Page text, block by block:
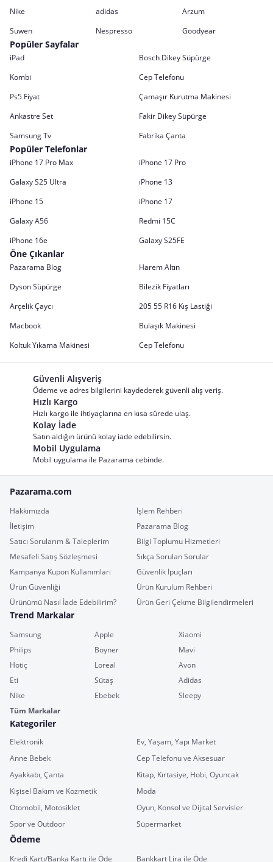
Nike adidas
Arzum
Suwen
Nespresso Goodyear
Popüler Sayfalar
iPad
Bosch Dikey Süpürge
Kombi
Cep Telefonu
Ps5 Fiyat
Çamaşır Kurutma Makinesi
Ankastre Set
Fakir Dikey Süpürge
Samsung Tv
Fabrika Çanta
Popüler Telefonlar
iPhone 17 Pro Max
iPhone 17 Pro
Galaxy S25 Ultra
iPhone 13
iPhone 15
iPhone 17
Galaxy A56
Redmi 15C
iPhone 16e
Galaxy S25FE
Öne Çıkanlar
Pazarama Blog
Harem Altın
Dyson Süpürge
Bilezik Fiyatları
Arçelik Çaycı
205 55 R16 Kış Lastiği
Macbook
Bulaşık Makinesi
Koltuk Yıkama Makinesi
Cep Telefonu
Güvenli Alışveriş
Ödeme ve adres bilgilerini kaydederek güvenli alış veriş.
Hızlı Kargo
Hızlı kargo ile ihtiyaçlarına en kısa sürede ulaş.
Kolay İade
Satın aldığın ürünü kolay iade edebilirsin.
Mobil Uygulama
Mobil uygulama ile Pazarama cebinde.
Pazarama.com
Hakkımızda
İşlem Rehberi
İletişim
Pazarama Blog
Satıcı Sorularım & Taleplerim
Bilgi Toplumu Hizmetleri
Mesafeli Satış Sözleşmesi
Sıkça Sorulan Sorular
Kampanya Kupon Kullanımları
Güvenlik İpuçları
Ürün Güvenliği
Ürün Kurulum Rehberi
Ürünümü Nasıl İade Edebilirim?
Ürün Geri Çekme Bilgilendirmeleri
Trend Markalar
Samsung Apple
Xiaomi
Philips
Boyner
Mavi
Hotiç
Loreal
Avon
Eti
Sütaş
Adidas
Nike
Ebebek
Sleepy
Tüm Markalar
Kategoriler
Elektronik
Ev, Yaşam, Yapı Market
Anne Bebek
Cep Telefonu ve Aksesuar
Ayakkabı, Çanta
Kitap, Kırtasiye, Hobi, Oyuncak
Kişisel Bakım ve Kozmetik
Moda
Otomobil, Motosiklet
Oyun, Konsol ve Dijital Servisler
Spor ve Outdoor
Süpermarket
Ödeme
Kredi Kartı/Banka Kartı ile Öde
Bankkart Lira ile Öde